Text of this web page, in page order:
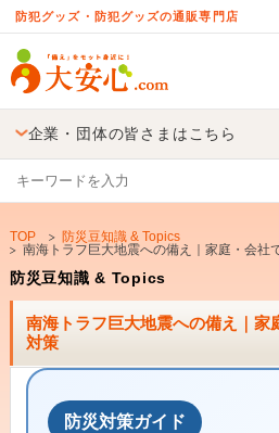
防犯グッズ・防犯グッズの通販専門店
企業・団体の皆さまはこちら
TOP
防災豆知識 & Topics
南海トラフ巨大地震への備え｜家庭・会社
防災豆知識 & Topics
南海トラフ巨大地震への備え｜家
対策
防災対策ガイド